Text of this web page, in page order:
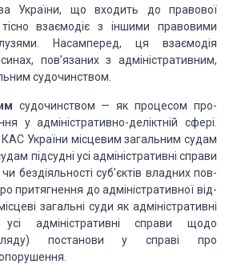
України, що входить до правової
взаємодіє з іншими правовими
Насамперед, ця взаємодія
пов’язаних з адміністративним,
судочинством.
судочинством — як процесом про­
у адміністративно-деліктній сфері.
КАС України місцевим загальним судам
підсудні усі адміністративні справи
бездіяльності суб’єктів владних пов­
притягнення до адміністративної від­
загальні суди як адміністративні
адміністративні справи щодо
постанови у справі про